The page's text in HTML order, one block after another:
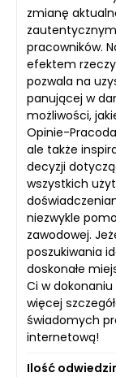
zmianę
pracowników.
efektem
pozwala na
panującej w
możliwości,
Opinie-
ale także
decyzji
wszystkich
niezwykle
zawodowej.
poszukiwania
doskonałe
Ci w
więcej
świadomych
internetową!
Ilość